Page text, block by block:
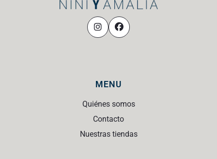
MENU
Quiénes somos
Contacto
Nuestras tiendas